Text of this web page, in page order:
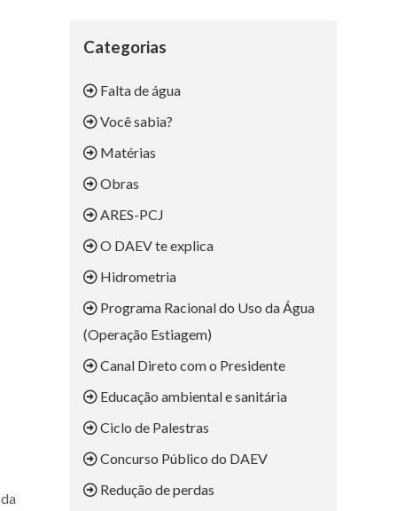
Categorias
Falta de água
Você sabia?
Matérias
Obras
ARES-PCJ
O DAEV te explica
Hidrometria
Programa Racional do Uso da Água
(Operação Estiagem)
Canal Direto com o Presidente
Educação ambiental e sanitária
Ciclo de Palestras
Concurso Público do DAEV
Redução de perdas